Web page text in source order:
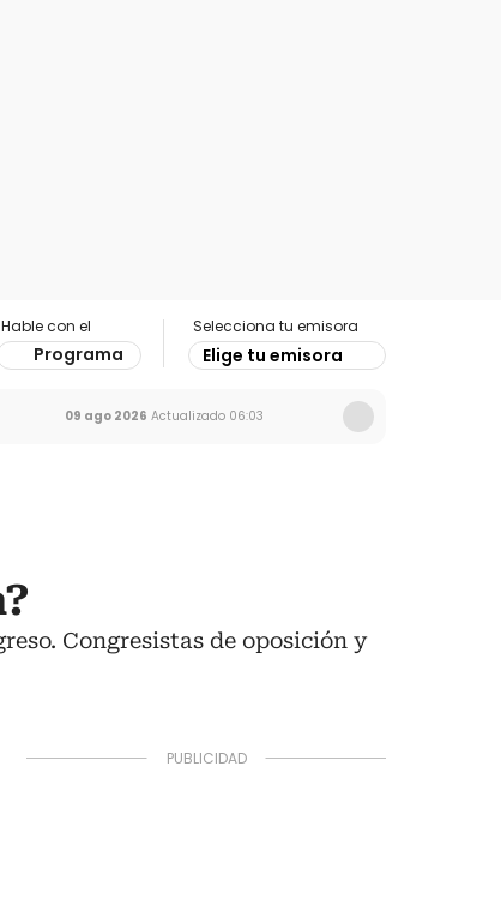
Hable con el
Programa
Selecciona tu emisora
Elige tu emisora
09 ago 2026 Actualizado 06:03
Congresistas de oposición y